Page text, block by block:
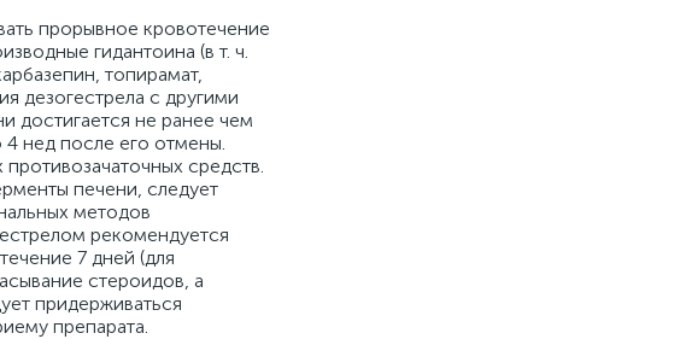
прорывное кровотечение
гидантоина (в т. ч.
топирамат,
дезогестрела с другими
достигается не ранее чем
нед после его отмены.
средств.
печени, следует
методов
рекомендуется
7 дней (для
стероидов, а
придерживаться
препарата.